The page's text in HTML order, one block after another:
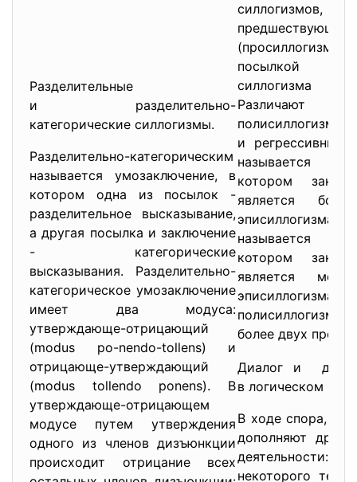
силлогизмов, в
посылкой
силлогизма
и регрессивный.
называется
котором закл.
является
называется
котором закл.
является
полисиллогизм
более двух
Разделительные
и разделительно-
категорические силлогизмы.
Разделительно-категорическим
называется умозаключение, в
котором одна из посылок -
разделительное высказывание,
а другая посылка и заключение
- категорические
высказывания. Разделительно-
категорическое умозаключение
имеет два модуса:
утверждающе-отрицающий
(modus po-nendo-tollens) и
отрицающе-утверждающий
(modus tollendo ponens). В
утверждающе-отрицающем
модусе путем утверждения
одного из членов дизъюнкции
происходит отрицание всех
Диалог и
в логическом
B ходе спора,
дополняют друг
деятельности:
некоторого